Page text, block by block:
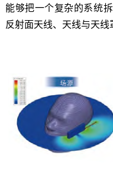
能够把一个复杂的系统
反射面天线、天线与天线